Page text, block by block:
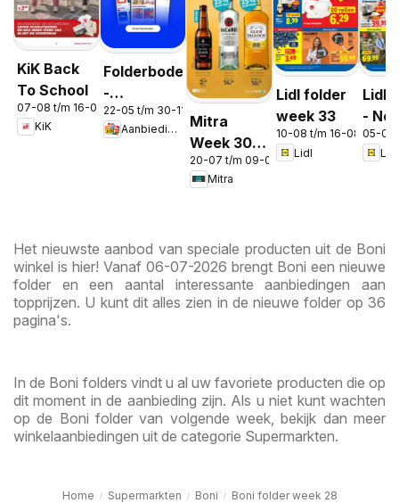
KiK Back
To School
07-08 t/m 16-08-2026
KiK
Folderbode
-
Aanbiedingen
in de app
22-05 t/m 30-11-2026
Aanbiedingen
Mitra
Week 30 &
31
20-07 t/m 09-08-2026
Mitra
Lidl folder
week 33
10-08 t/m 16-08-2026
Lidl
Lidl
-
05-08
Lidl
Het nieuwste aanbod van speciale producten uit de Boni
winkel is hier! Vanaf 06-07-2026 brengt Boni een nieuwe
folder en een aantal interessante aanbiedingen aan
topprijzen. U kunt dit alles zien in de nieuwe folder op 36
pagina's.
In de Boni folders vindt u al uw favoriete producten die op
dit moment in de aanbieding zijn. Als u niet kunt wachten
op de Boni folder van volgende week, bekijk dan meer
winkelaanbiedingen uit de categorie Supermarkten.
Home Supermarkten Boni Boni folder week 28